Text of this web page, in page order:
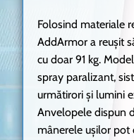
Folosind materiale
AddArmor a reușit
cu doar 91 kg.
spray paralizant,
următirori și lumini
Anvelopele dispun
mânerele ușilor pot